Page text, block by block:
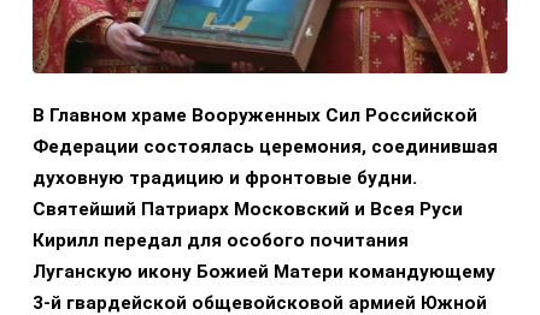
В Главном храме Вооруженных Сил Российской
Федерации состоялась церемония, соединившая
духовную традицию и фронтовые будни.
Святейший Патриарх Московский и Всея Руси
Кирилл передал для особого почитания
Луганскую икону Божией Матери командующему
3-й гвардейской общевойсковой армией Южной